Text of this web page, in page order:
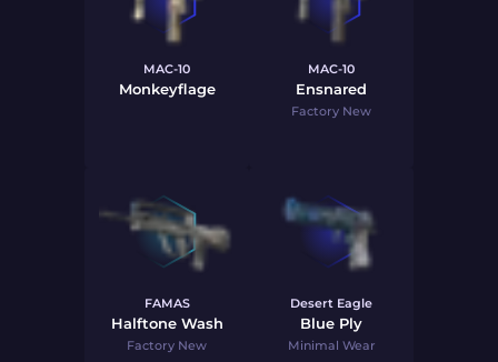
MAC-10
Monkeyflage
MAC-10
Ensnared
Factory New
FAMAS
Halftone Wash
Factory New
Desert Eagle
Blue Ply
Minimal Wear